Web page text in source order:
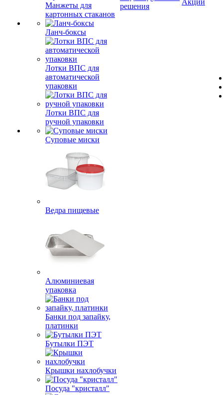
Манжеты для
картонных стаканов
Ланч-боксы
Лотки ВПС для
автоматической
упаковки
Лотки ВПС для
ручной упаковки
Суповые миски
Ведра пищевые
Алюминиевая
упаковка
Банки под запайку,
платинки
Бутылки ПЭТ
Крышки нахлобучки
Посуда "кристалл"
решения
Акции